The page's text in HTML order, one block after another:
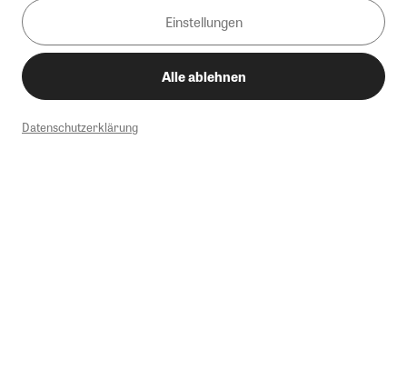
Einstellungen
Alle ablehnen
Datenschutzerklärung